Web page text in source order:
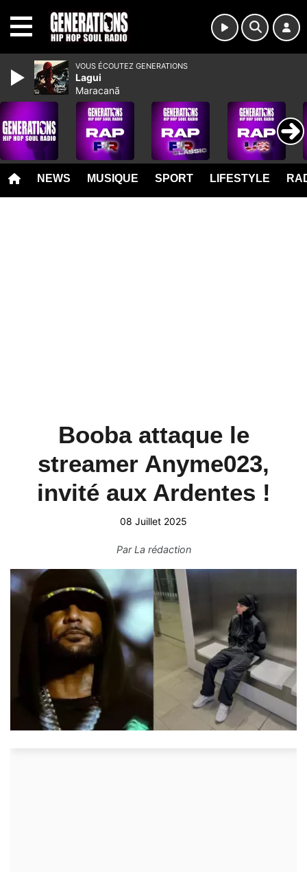
NEWS MUSIQUE SPORT LIFESTYLE
Booba attaque le
streamer Anyme023,
invité aux Ardentes !
08 Juillet 2025
ParLa rédaction
VOUS ÉCOUTEZ GENERATIONS
Lagui
Maracanã